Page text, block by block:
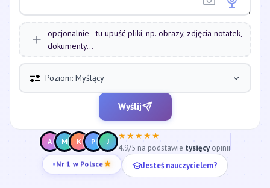
opcjonalnie - tu upuść pliki, np. obrazy, zdjęcia notatek,
dokumenty...
Poziom: Myślący
Wyślij
A M K P J
★★★★★
4.9/5 na podstawie tysięcyopinii
Nr 1 w Polsce Jesteś nauczycielem?